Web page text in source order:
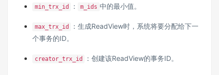
min_trx_id ： m_ids 中的最小值。
max_trx_id
：生成ReadView时，系统将要分配给下一
个事务的ID。
creator_trx_id ：创建该ReadView的事务ID。